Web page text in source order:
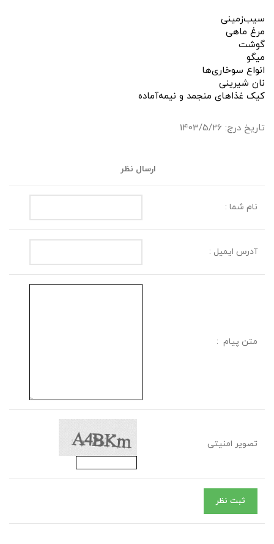
سیب‌زمینی
مرغ ماهی
گوشت
میگو
انواع سوخاری‌ها
نان شیرینی
کیک غذاهای منجمد و نیمه‌‌آماده
تاریخ درج: 1403/5/26
ارسال نظر
نام شما :
آدرس ایمیل :
متن پیام :
تصویر امنیتی
ثبت نظر